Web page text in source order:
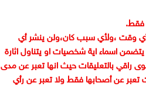
فقط.
وقت ،ولأي سبب كان،ولن ينشر أي
اسماء اية شخصيات او يتناول اثارة
راقي بالتعليقات حيث انها تعبر عن مدى
تعبر عن أصحابها فقط ولا تعبر عن رأي